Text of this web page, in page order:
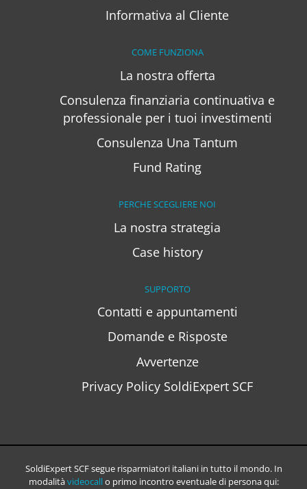
Informativa al Cliente
COME FUNZIONA
La nostra offerta
Consulenza finanziaria continuativa e
professionale per i tuoi investimenti
Consulenza Una Tantum
Fund Rating
PERCHE SCEGLIERE NOI
La nostra strategia
Case history
SUPPORTO
Contatti e appuntamenti
Domande e Risposte
Avvertenze
Privacy Policy SoldiExpert SCF
SoldiExpert SCF segue risparmiatori italiani in tutto il mondo. In
modalitàvideocallo primo incontro eventuale di persona qui: